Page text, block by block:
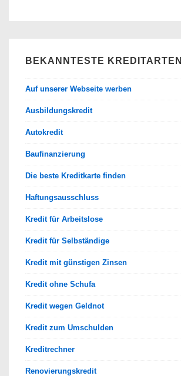
BEKANNTESTE KREDITARTEN
Auf unserer Webseite werben
Ausbildungskredit
Autokredit
Baufinanzierung
Die beste Kreditkarte finden
Haftungsausschluss
Kredit für Arbeitslose
Kredit für Selbständige
Kredit mit günstigen Zinsen
Kredit ohne Schufa
Kredit wegen Geldnot
Kredit zum Umschulden
Kreditrechner
Renovierungskredit